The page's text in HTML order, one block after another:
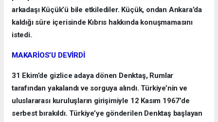
arkadaşı Küçük’ü bile etkilediler. Küçük, ondan Ankara’da
kaldığı süre içerisinde Kıbrıs hakkında konuşmamasını
istedi.
MAKARİOS’U DEVİRDİ
31 Ekim’de gizlice adaya dönen Denktaş, Rumlar
tarafından yakalandı ve sorguya alındı. Türkiye’nin ve
uluslararası kuruluşların girişimiyle 12 Kasım 1967’de
serbest bırakıldı. Türkiye’ye gönderilen Denktaş başlayan